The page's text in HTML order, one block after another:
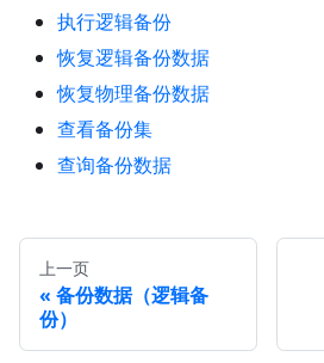
执行逻辑备份
恢复逻辑备份数据
恢复物理备份数据
查看备份集
查询备份数据
上一页
备份数据（逻辑备
份）